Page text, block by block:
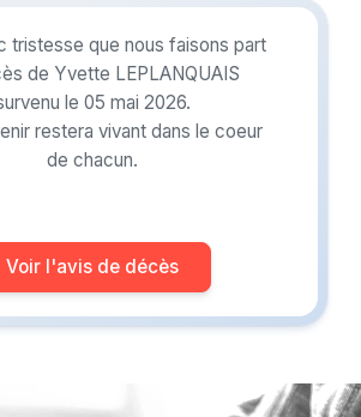
tristesse que nous faisons part
de Yvette LEPLANQUAIS
le 05 mai 2026.
restera vivant dans le coeur
de chacun.
Voir l'avis de décès